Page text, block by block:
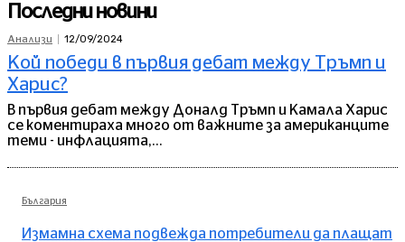
Последни новини
Анализи 12/09/2024
Кой победи в първия дебат между Тръмп и
Харис?
В първия дебат между Доналд Тръмп и Камала Харис
се коментираха много от важните за американците
теми - инфлацията,...
България
Измамна схема подвежда потребители да плащат